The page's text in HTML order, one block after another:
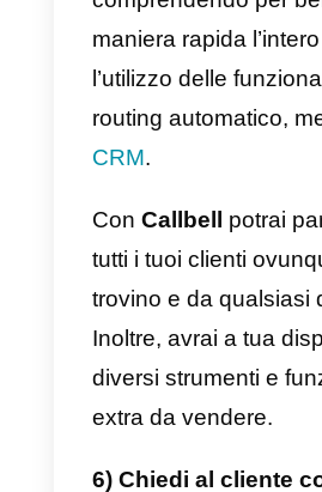
positive e si
a loro agio con
4)
frequenti e
risposte
Il modo migliore
ogni chiamata è
le domande
probabile che le